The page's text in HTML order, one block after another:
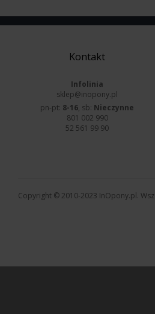
Kontakt
Infolinia
sklep@inopony.pl
pn-pt: 8-16, sb: Nieczynne
801 002 990
52 561 99 90
Copyright © 2010-2023 InOpony.pl.